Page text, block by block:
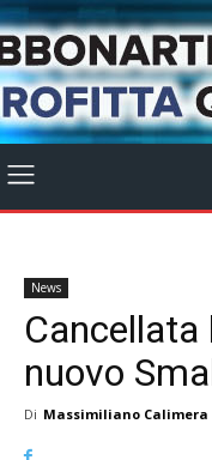
News
Cancellata
nuovo
Di Massimiliano Calimera